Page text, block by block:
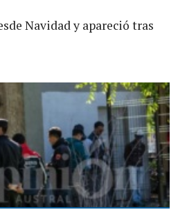
Navidad y apareció tras